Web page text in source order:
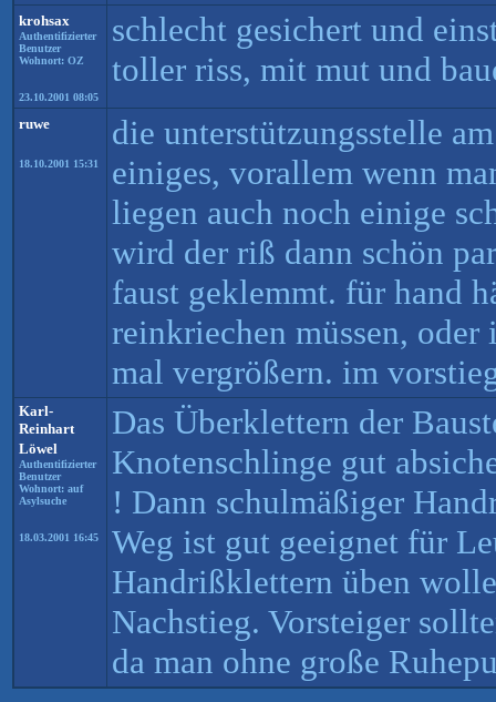
krohsax
Authentifizierter
Benutzer
Wohnort: OZ
23.10.2001 08:05
schlecht gesichert und
toller riss, mit mut und
ruwe
18.10.2001 15:31
die unterstützungsstelle
einiges, vorallem wenn
liegen auch noch einige
wird der riß dann schön
faust geklemmt. für hand
reinkriechen müssen, oder
mal vergrößern. im
Karl-
Reinhart
Löwel
Authentifizierter
Benutzer
Wohnort: auf
Asylsuche
18.03.2001 16:45
Das Überklettern der
Knotenschlinge gut
! Dann schulmäßiger
Weg ist gut geeignet für
Handrißklettern üben
Nachstieg. Vorsteiger
da man ohne große